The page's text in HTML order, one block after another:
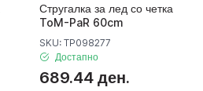
Стругалка за лед со четка
ToM-PaR 60cm
SKU: TP098277
Достапно
689.44 ден.